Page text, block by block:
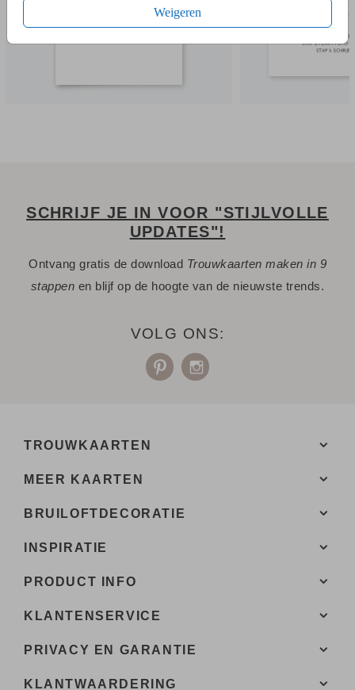
Weigeren
dit kaartje op het formaat 11 bij 11 cm.
SCHRIJF JE IN VOOR "STIJLVOLLE
UPDATES"!
Ontvang gratis de download Trouwkaarten maken in 9
stappen en blijf op de hoogte van de nieuwste trends.
VOLG ONS:
TROUWKAARTEN
MEER KAARTEN
BRUILOFTDECORATIE
INSPIRATIE
PRODUCT INFO
KLANTENSERVICE
PRIVACY EN GARANTIE
KLANTWAARDERING